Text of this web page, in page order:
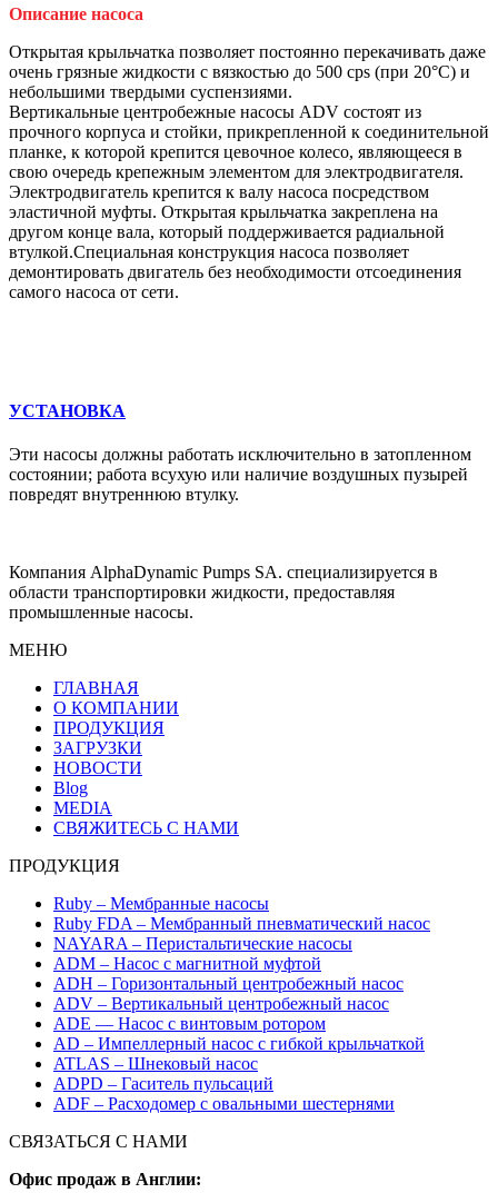
Описание насоса
Открытая крыльчатка позволяет постоянно перекачивать даже
очень грязные жидкости с вязкостью до 500 cps (при 20°C) и
небольшими твердыми суспензиями.
Вертикальные центробежные насосы ADV состоят из
прочного корпуса и стойки, прикрепленной к соединительной
планке, к которой крепится цевочное колесо, являющееся в
свою очередь крепежным элементом для электродвигателя.
Электродвигатель крепится к валу насоса посредством
эластичной муфты. Открытая крыльчатка закреплена на
другом конце вала, который поддерживается радиальной
втулкой.Cпециальная конструкция насоса позволяет
демонтировать двигатель без необходимости отсоединения
самого насоса от сети.
УСТАНОВКА
Эти насосы должны работать исключительно в затопленном
состоянии; работа всухую или наличие воздушных пузырей
повредят внутреннюю втулку.
Компания AlphaDynamic Pumps SA. специализируется в
области транспортировки жидкости, предоставляя
промышленные насосы.
МЕНЮ
ГЛАВНАЯ
О КОМПАНИИ
ПРОДУКЦИЯ
ЗАГРУЗКИ
НОВОСТИ
Blog
MEDIA
СВЯЖИТЕСЬ С НАМИ
ПРОДУКЦИЯ
Ruby – Мембранные насосы
Ruby FDA – Мембранный пневматический насос
NAYARA – Перистальтические насосы
ADM – Насос с магнитной муфтой
ADH – Горизонтальный центробежный насос
ADV – Вертикальный центробежный насос
ADE — Насос с винтовым ротором
AD – Импеллерный насос с гибкой крыльчаткой
ATLAS – Шнековый насос
ADPD – Гаситель пульсаций
ADF – Расходомер с овальными шестернями
СВЯЗАТЬСЯ С НАМИ
Офис продаж в Англии: